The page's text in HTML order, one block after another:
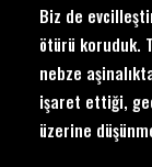
Biz de
ötürü koruduk.
nebze
işaret ettiği,
üzerine